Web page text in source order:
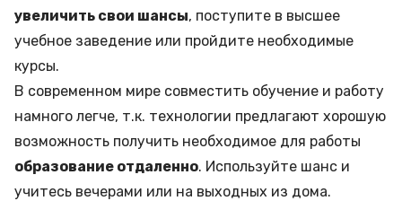
увеличить свои шансы, поступите в высшее
учебное заведение или пройдите необходимые
курсы.
В современном мире совместить обучение и работу
намного легче, т.к. технологии предлагают хорошую
возможность получить необходимое для работы
образование отдаленно. Используйте шанс и
учитесь вечерами или на выходных из дома.